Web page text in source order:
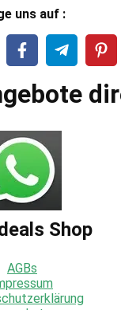
uns auf :
Shop
AGBs